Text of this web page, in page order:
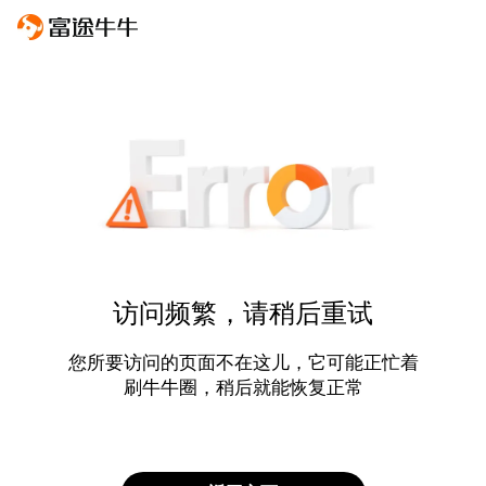
访问频繁，请稍后重试
您所要访问的页面不在这儿，它可能正忙着
刷牛牛圈，稍后就能恢复正常